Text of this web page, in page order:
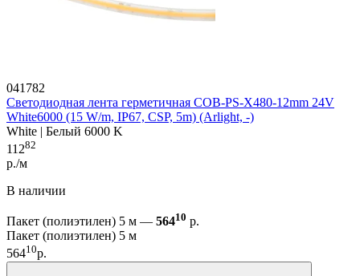
041782
Светодиодная лента герметичная COB-PS-X480-12mm 24V
White6000 (15 W/m, IP67, CSP, 5m) (Arlight, -)
White | Белый 6000 K
11282
р./м
В наличии
Пакет (полиэтилен) 5 м — 56410 р.
Пакет (полиэтилен) 5 м
56410р.